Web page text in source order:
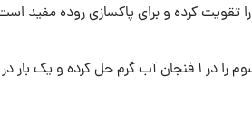
تقویت کرده و برای پاکسازی روده مفید
کافیست ۱ قاشق چایخوری نمک اپسوم را در ۱ فنجان آب گرم حل